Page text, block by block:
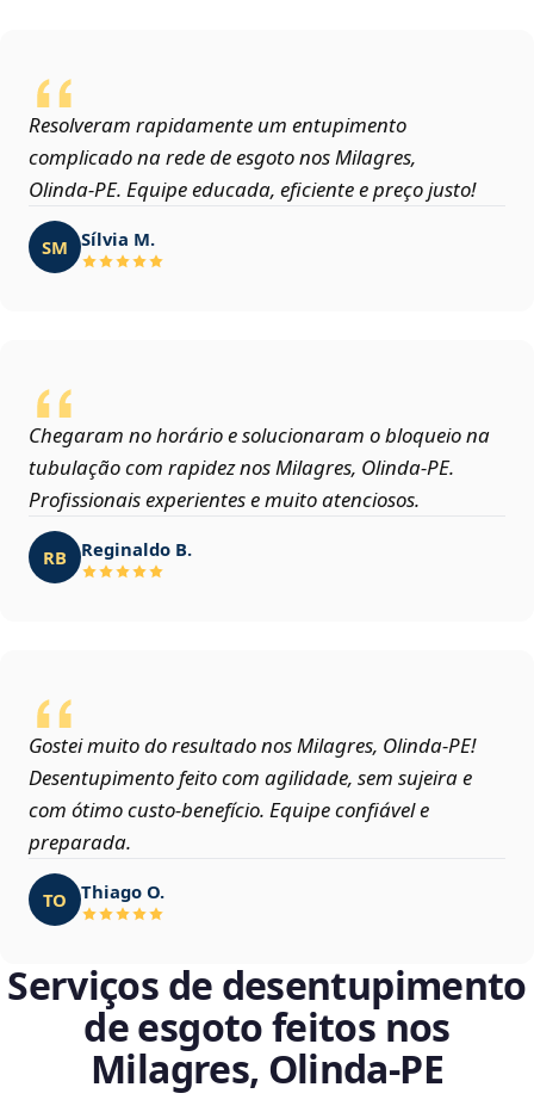
Resolveram rapidamente um entupimento
complicado na rede de esgoto nos Milagres,
Olinda‑PE. Equipe educada, eficiente e preço justo!
SM Sílvia M.
Chegaram no horário e solucionaram o bloqueio na
tubulação com rapidez nos Milagres, Olinda‑PE.
Profissionais experientes e muito atenciosos.
RB Reginaldo B.
Gostei muito do resultado nos Milagres, Olinda‑PE!
Desentupimento feito com agilidade, sem sujeira e
com ótimo custo-benefício. Equipe confiável e
preparada.
TO Thiago O.
Serviços de desentupimento
de esgoto feitos nos
Milagres, Olinda‑PE